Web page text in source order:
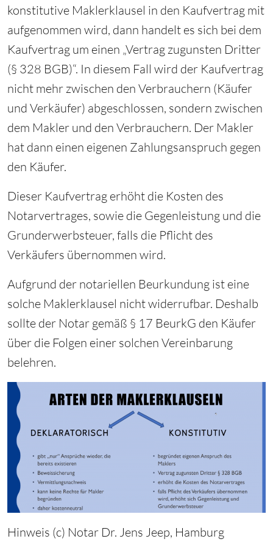
konstitutive Maklerklausel in den Kaufvertrag mit
aufgenommen wird, dann handelt es sich bei dem
Kaufvertrag um einen „Vertrag zugunsten Dritter
(§ 328 BGB)“. In diesem Fall wird der Kaufvertrag
nicht mehr zwischen den Verbrauchern (Käufer
und Verkäufer) abgeschlossen, sondern zwischen
dem Makler und den Verbrauchern. Der Makler
hat dann einen eigenen Zahlungsanspruch gegen
den Käufer.
Dieser Kaufvertrag erhöht die Kosten des
Notarvertrages, sowie die Gegenleistung und die
Grunderwerbsteuer, falls die Pflicht des
Verkäufers übernommen wird.
Aufgrund der notariellen Beurkundung ist eine
solche Maklerklausel nicht widerrufbar. Deshalb
sollte der Notar gemäß § 17 BeurkG den Käufer
über die Folgen einer solchen Vereinbarung
belehren.
Hinweis (c) Notar Dr. Jens Jeep, Hamburg